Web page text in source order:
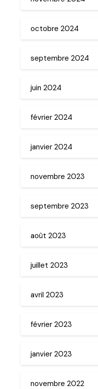
octobre 2024
septembre 2024
juin 2024
février 2024
janvier 2024
novembre 2023
septembre 2023
août 2023
juillet 2023
avril 2023
février 2023
janvier 2023
novembre 2022